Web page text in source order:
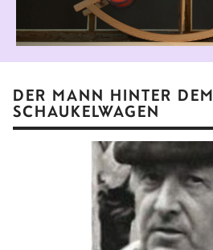
DER MANN HINTER DEM
SCHAUKELWAGEN